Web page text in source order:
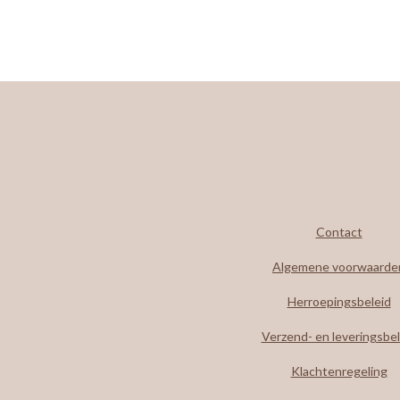
Contact
Algemene
Herroepingsbeleid
Verzend- en
Klachtenregeling